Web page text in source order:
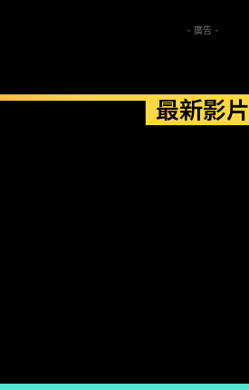
- 廣告 -
最新影片